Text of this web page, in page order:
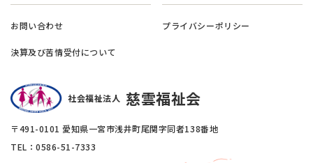
お問い合わせ プライバシーポリシー
決算及び苦情受付について
社会福祉法人 慈雲福祉会
〒491-0101 愛知県一宮市浅井町尾関字同者138番地
TEL：0586-51-7333